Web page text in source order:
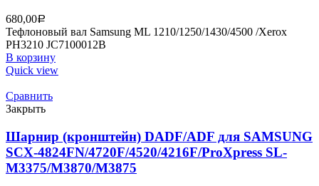
680,00Р
Тефлоновый вал Samsung ML 1210/1250/1430/4500 /Xerox
PH3210 JC7100012B
В корзину
Quick view
Сравнить
Закрыть
Шарнир (кронштейн) DADF/ADF для SAMSUNG
SCX-4824FN/4720F/4520/4216F/ProXpress SL-
M3375/M3870/M3875